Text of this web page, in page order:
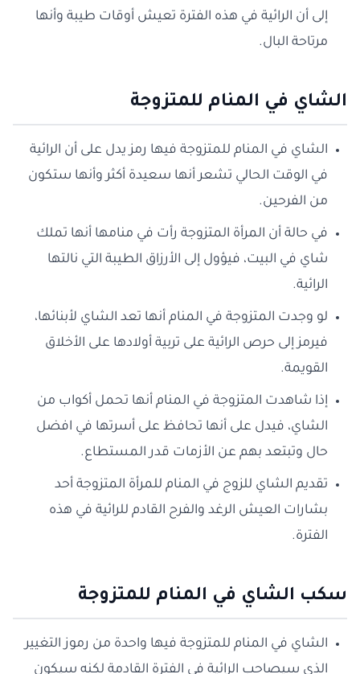
إلى أن الرائية في هذه الفترة تعيش أوقات طيبة وأنها
مرتاحة البال.
الشاي في المنام للمتزوجة
الشاي في المنام للمتزوجة فيها رمز يدل على أن الرائية
في الوقت الحالي تشعر أنها سعيدة أكثر وأنها ستكون
من الفرحين.
في حالة أن المرأة المتزوجة رأت في منامها أنها تملك
شاي في البيت، فيؤول إلى الأرزاق الطيبة التي نالتها
الرائية.
لو وجدت المتزوجة في المنام أنها تعد الشاي لأبنائها،
فيرمز إلى حرص الرائية على تربية أولادها على الأخلاق
القويمة.
إذا شاهدت المتزوجة في المنام أنها تحمل أكواب من
الشاي، فيدل على أنها تحافظ على أسرتها في افضل
حال وتبتعد بهم عن الأزمات قدر المستطاع.
تقديم الشاي للزوج في المنام للمرأة المتزوجة أحد
بشارات العيش الرغد والفرح القادم للرائية في هذه
الفترة.
سكب الشاي في المنام للمتزوجة
الشاي في المنام للمتزوجة فيها واحدة من رموز التغيير
الذي سيصاحب الرائية في الفترة القادمة لكنه سيكون